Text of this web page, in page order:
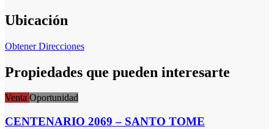
Ubicación
Obtener Direcciones
Propiedades que pueden interesarte
Venta Oportunidad
CENTENARIO 2069 – SANTO TOME